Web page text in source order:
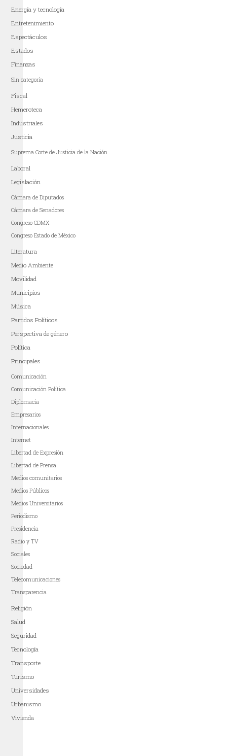
Energía y tecnología
Entretenimiento
Espectáculos
Estados
Finanzas
Sin categoría
Fiscal
Hemeroteca
Industriales
Justicia
Suprema Corte de Justicia de la Nación
Laboral
Legislación
Cámara de Diputados
Cámara de Senadores
Congreso CDMX
Congreso Estado de México
Literatura
Medio Ambiente
Movilidad
Municipios
Música
Partidos Políticos
Perspectiva de género
Política
Principales
Comunicación
Comunicación Política
Diplomacia
Empresarios
Internacionales
Internet
Libertad de Expresión
Libertad de Prensa
Medios comunitarios
Medios Públicos
Medios Universitarios
Periodismo
Presidencia
Radio y TV
Sociales
Sociedad
Telecomunicaciones
Transparencia
Religión
Salud
Seguridad
Tecnología
Transporte
Turismo
Universidades
Urbanismo
Vivienda